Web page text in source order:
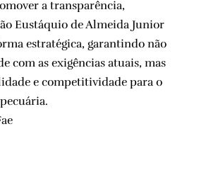
a transparência,
Eustáquio de Almeida Junior
estratégica, garantindo não
com as exigências atuais, mas
e competitividade para o